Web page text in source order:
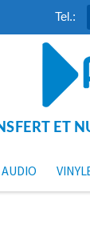
Tel.:
ET